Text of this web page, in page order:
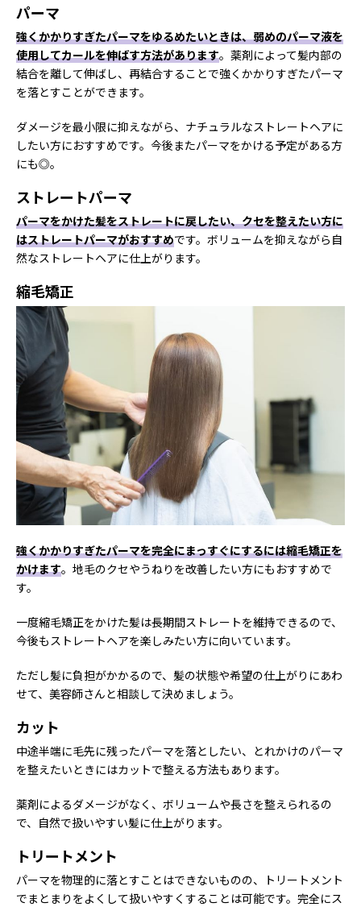
パーマ
強くかかりすぎたパーマをゆるめたいときは、弱めのパーマ液を
使用してカールを伸ばす方法があります。薬剤によって髪内部の
結合を離して伸ばし、再結合することで強くかかりすぎたパーマ
を落とすことができます。
ダメージを最小限に抑えながら、ナチュラルなストレートヘアに
したい方におすすめです。今後またパーマをかける予定がある方
にも◎。
ストレートパーマ
パーマをかけた髪をストレートに戻したい、クセを整えたい方に
はストレートパーマがおすすめです。ボリュームを抑えながら自
然なストレートヘアに仕上がります。
縮毛矯正
強くかかりすぎたパーマを完全にまっすぐにするには縮毛矯正を
かけます。地毛のクセやうねりを改善したい方にもおすすめで
す。
一度縮毛矯正をかけた髪は長期間ストレートを維持できるので、
今後もストレートヘアを楽しみたい方に向いています。
ただし髪に負担がかかるので、髪の状態や希望の仕上がりにあわ
せて、美容師さんと相談して決めましょう。
カット
中途半端に毛先に残ったパーマを落としたい、とれかけのパーマ
を整えたいときにはカットで整える方法もあります。
薬剤によるダメージがなく、ボリュームや長さを整えられるの
で、自然で扱いやすい髪に仕上がります。
トリートメント
パーマを物理的に落とすことはできないものの、トリートメント
でまとまりをよくして扱いやすくすることは可能です。完全にス